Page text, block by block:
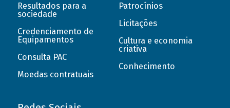
Resultados para a
sociedade
Credenciamento de
Equipamentos
Consulta PAC
Moedas contratuais
Patrocínios
Licitações
Cultura e economia
criativa
Conhecimento